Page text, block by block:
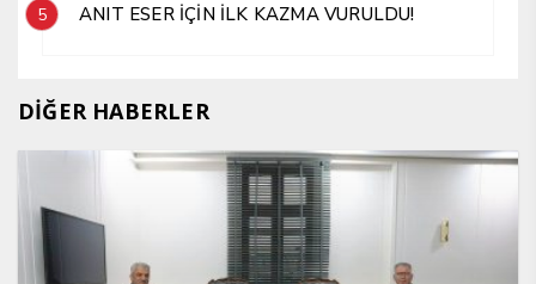
5 ANIT ESER İÇİN İLK KAZMA VURULDU!
DİĞER HABERLER